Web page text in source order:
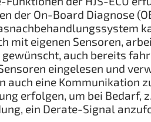
der On-Board Diagnose
mit eigenen Sensoren,
auch bereits
eingelesen und
auch eine Kommunikation
erfolgen, um bei Bedarf,
ein Derate-Signal